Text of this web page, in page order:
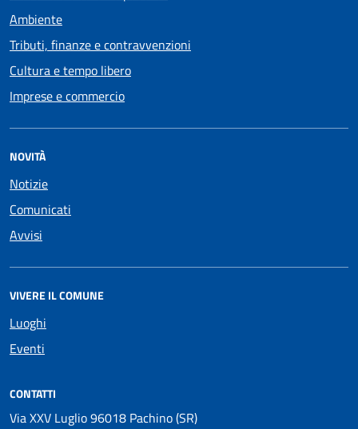
Ambiente
Tributi, finanze e contravvenzioni
Cultura e tempo libero
Imprese e commercio
NOVITÀ
Notizie
Comunicati
Avvisi
VIVERE IL COMUNE
Luoghi
Eventi
CONTATTI
Via XXV Luglio 96018 Pachino (SR)